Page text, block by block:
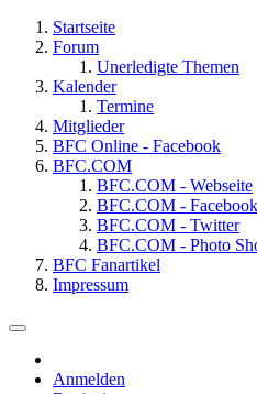
Startseite
Forum
Unerledigte Themen
Kalender
Termine
Mitglieder
BFC Online - Facebook
BFC.COM
BFC.COM - Webseite
BFC.COM - Facebook
BFC.COM - Twitter
BFC.COM - Photo
BFC Fanartikel
Impressum
Anmelden